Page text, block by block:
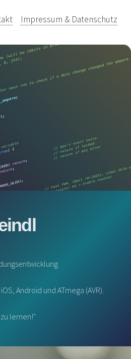
Impressum & Datenschutz
Android und ATmega (AVR).
lernen!"